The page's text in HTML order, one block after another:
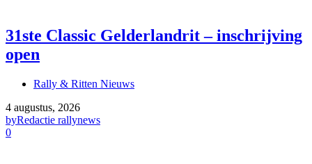
31ste Classic Gelderlandrit – inschrijving
open
Rally & Ritten Nieuws
4 augustus, 2026
byRedactie rallynews
0